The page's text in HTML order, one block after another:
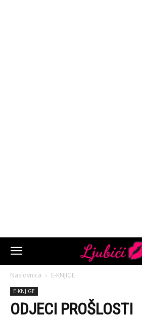
Naslovnica E-KNJIGE
E-KNJIGE
ODJECI PROŠLOSTI